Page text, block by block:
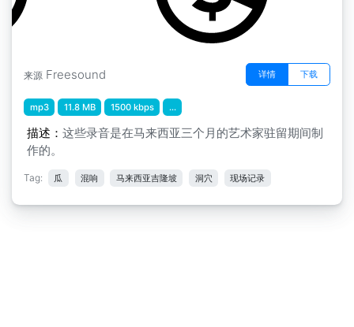
来源 Freesound 详情 下载
mp3 11.8 MB 1500 kbps ...
描述： 这些录音是在马来西亚三个月的艺术家驻留期间制
作的。
Tag: 瓜 混响 马来西亚吉隆坡 洞穴 现场记录